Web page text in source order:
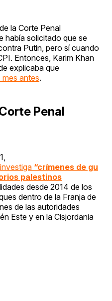
la Corte Penal
había solicitado que se
Putin, pero sí cuando
Entonces, Karim Khan
explicaba que
antes.
Penal
“crímenes de gu
palestinos
desde 2014 de los
dentro de la Franja de
de las autoridades
Este y en la Cisjordania